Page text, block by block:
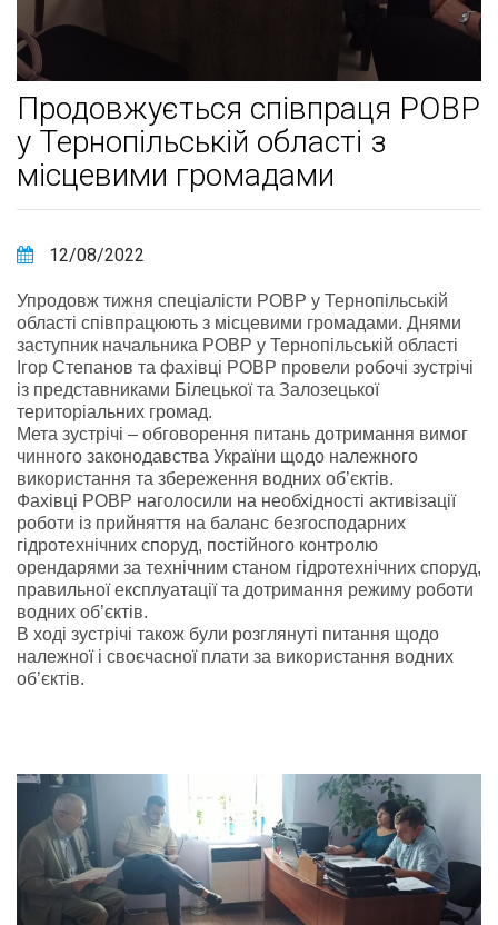
Продовжується співпраця РОВР
у Тернопільській області з
місцевими громадами
12/08/2022
Упродовж тижня спеціалісти РОВР у Тернопільській
області співпрацюють з місцевими громадами. Днями
заступник начальника РОВР у Тернопільській області
Ігор Степанов та фахівці РОВР провели робочі зустрічі
із представниками Білецької та Залозецької
територіальних громад.
Мета зустрічі – обговорення питань дотримання вимог
чинного законодавства України щодо належного
використання та збереження водних об’єктів.
Фахівці РОВР наголосили на необхідності активізації
роботи із прийняття на баланс безгосподарних
гідротехнічних споруд, постійного контролю
орендарями за технічним станом гідротехнічних споруд,
правильної експлуатації та дотримання режиму роботи
водних об’єктів.
В ході зустрічі також були розглянуті питання щодо
належної і своєчасної плати за використання водних
об’єктів.